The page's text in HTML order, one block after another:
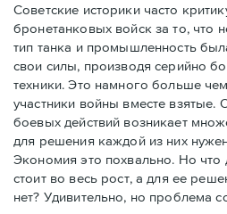
Советские историки часто
бронетанковых войск за то, что
тип танка и промышленность
свои силы, производя серийно
техники. Это намного больше
участники войны вместе взятые.
боевых действий возникает
для решения каждой из них
Экономия это похвально. Но что
стоит во весь рост, а для ее
нет? Удивительно, но проблема